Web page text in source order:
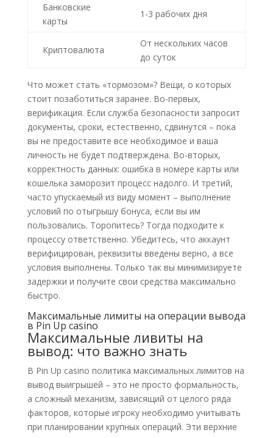
Банковские
карты
1-3 рабочих дня
Криптовалюта
От нескольких часов
до суток
Что может стать «тормозом»? Вещи, о которых
стоит позаботиться заранее. Во-первых,
верификация. Если служба безопасности запросит
документы, сроки, естественно, сдвинутся – пока
вы не предоставите все необходимое и ваша
личность не будет подтверждена. Во-вторых,
корректность данных: ошибка в номере карты или
кошелька заморозит процесс надолго. И третий,
часто упускаемый из виду момент – выполнение
условий по отыгрышу бонуса, если вы им
пользовались. Торопитесь? Тогда подходите к
процессу ответственно. Убедитесь, что аккаунт
верифицирован, реквизиты введены верно, а все
условия выполнены. Только так вы минимизируете
задержки и получите свои средства максимально
быстро.
Максимальные лимиты на операции вывода
в Pin Up casino
Максимальные ливиты на
вывод: что важно знать
В Pin Up casino политика максимальных лимитов на
вывод выигрышей – это не просто формальность,
а сложный механизм, зависящий от целого ряда
факторов, которые игроку необходимо учитывать
при планировании крупных операций. Эти верхние